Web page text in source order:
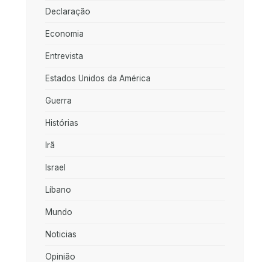
Declaração
Economia
Entrevista
Estados Unidos da América
Guerra
Histórias
Irã
Israel
Líbano
Mundo
Noticias
Opinião